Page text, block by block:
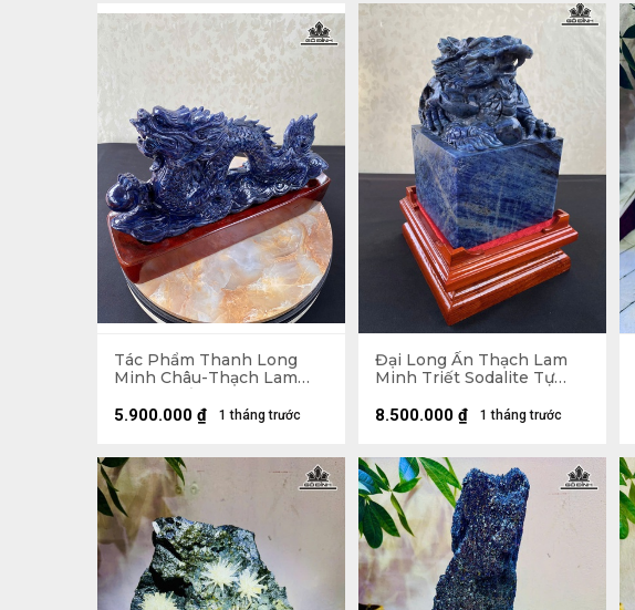
Tác Phẩm Thanh Long
Minh Châu-Thạch Lam
Minh Triết Sodalite Tự
Nhiên - Tượng đá 3,35kg
35,5x17x9 (cm ) - Riêng Đế
1 tháng trước
5.900.000 ₫
Đại Long Ấn Thạch Lam
Minh Triết Sodalite Tự
1 tháng trước
8.500.000 ₫